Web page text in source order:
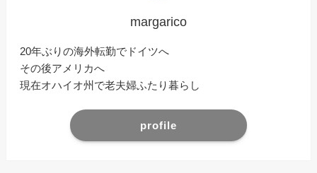
margarico
20年ぶりの海外転勤でドイツへ
その後アメリカへ
現在オハイオ州で老夫婦ふたり暮らし
profile